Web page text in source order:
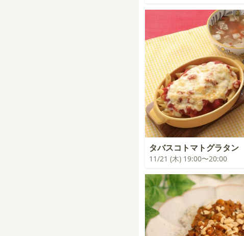
タバスコトマトグラタン
11/21 (木) 19:00〜20:00